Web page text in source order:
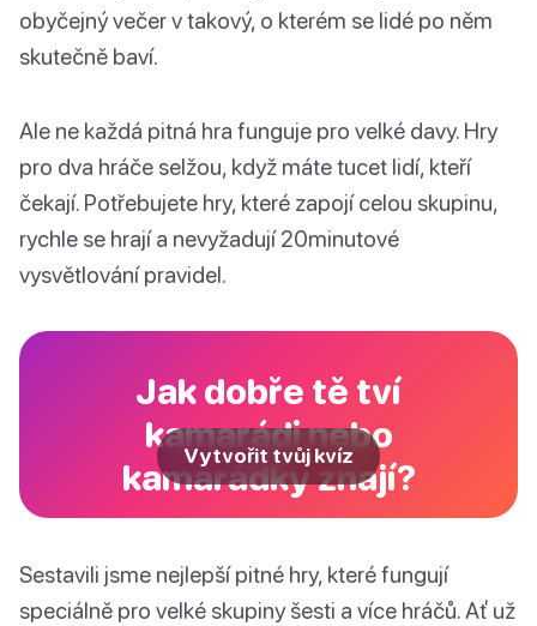
obyčejný večer v takový, o kterém se lidé po něm
skutečně baví.
Ale ne každá pitná hra funguje pro velké davy. Hry
pro dva hráče selžou, když máte tucet lidí, kteří
čekají. Potřebujete hry, které zapojí celou skupinu,
rychle se hrají a nevyžadují 20minutové
vysvětlování pravidel.
Jak dobře tě tví
kamarádi nebo
kamarádky znají?
Vytvořit tvůj kvíz
Sestavili jsme nejlepší pitné hry, které fungují
speciálně pro velké skupiny šesti a více hráčů. Ať už